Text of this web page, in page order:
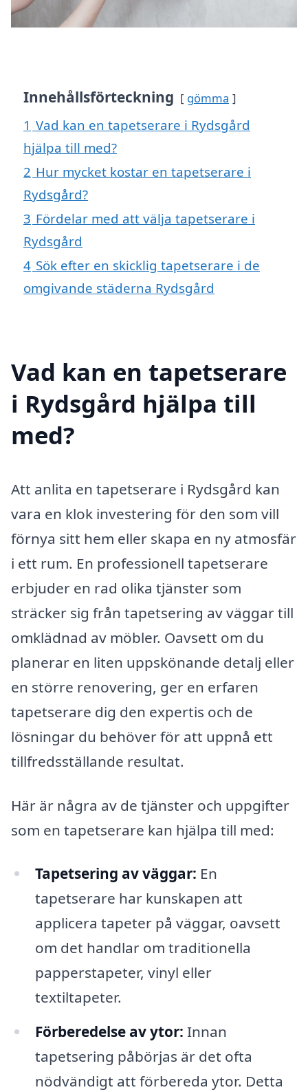
Innehållsförteckning gömma
1 Vad kan en tapetserare i Rydsgård
hjälpa till med?
2 Hur mycket kostar en tapetserare i
Rydsgård?
3 Fördelar med att välja tapetserare i
Rydsgård
4 Sök efter en skicklig tapetserare i de
omgivande städerna Rydsgård
Vad kan en tapetserare
i Rydsgård hjälpa till
med?
Att anlita en tapetserare i Rydsgård kan
vara en klok investering för den som vill
förnya sitt hem eller skapa en ny atmosfär
i ett rum. En professionell tapetserare
erbjuder en rad olika tjänster som
sträcker sig från tapetsering av väggar till
omklädnad av möbler. Oavsett om du
planerar en liten uppskönande detalj eller
en större renovering, ger en erfaren
tapetserare dig den expertis och de
lösningar du behöver för att uppnå ett
tillfredsställande resultat.
Här är några av de tjänster och uppgifter
som en tapetserare kan hjälpa till med:
Tapetsering av väggar: En
tapetserare har kunskapen att
applicera tapeter på väggar, oavsett
om det handlar om traditionella
papperstapeter, vinyl eller
textiltapeter.
Förberedelse av ytor: Innan
tapetsering påbörjas är det ofta
nödvändigt att förbereda ytor. Detta